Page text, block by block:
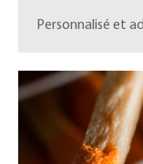
Personnalisé et